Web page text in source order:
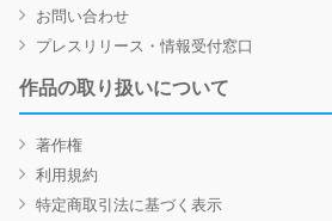
お問い合わせ
プレスリリース・情報受付窓口
作品の取り扱いについて
著作権
利用規約
特定商取引法に基づく表示